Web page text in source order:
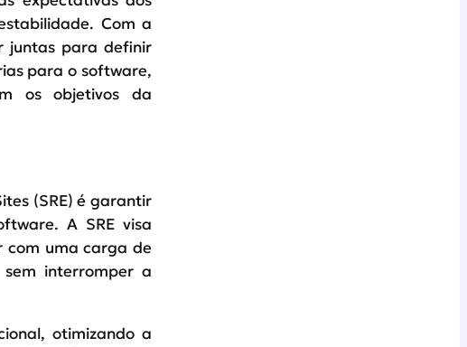
Com a
juntas para definir
para o software,
os objetivos da
(SRE) é garantir
A SRE visa
com uma carga de
interromper a
otimizando a